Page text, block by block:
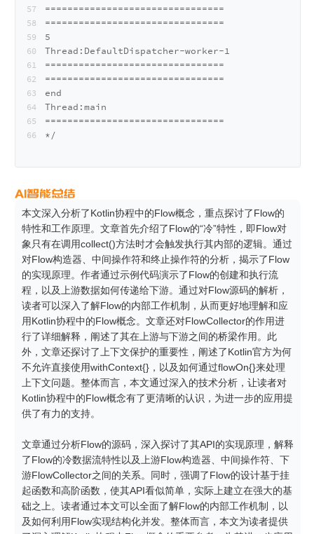
================================
================================
5
Thread:DefaultDispatcher-worker-1
================================
================================
end
Thread:main
================================
*/
本文深入分析了Kotlin协程中的Flow概念，重点探讨了Flow的
特性和工作原理。文章首先介绍了Flow的“冷”特性，即Flow对
象只有在调用collect()方法时才会触发执行其内部的逻辑。通过
对Flow构造器、中间操作符和终止操作符的分析，揭示了Flow
的实现原理。作者通过示例代码演示了Flow的创建和执行流
程，以及上游数据如何传递给下游。通过对Flow源码的解析，
读者可以深入了解Flow的内部工作机制，从而更好地理解和应
用Kotlin协程中的Flow概念。文章还对FlowCollector的作用进
行了详细解释，阐述了其在上游与下游之间的桥梁作用。此
外，文章还探讨了上下文保护的重要性，阐述了Kotlin官方为何
不允许直接使用withContext{}，以及如何通过flowOn{}来处理
上下文问题。整体而言，本文通过深入的技术分析，让读者对
Kotlin协程中的Flow概念有了更清晰的认识，为进一步的应用提
供了有力的支持。
文章通过分析Flow的源码，深入探讨了其API的实现原理，解释
了Flow的冷数据流特性以及上游Flow构造器、中间操作符、下
游FlowCollector之间的关系。同时，强调了Flow的设计基于挂
起函数和高阶函数，使其API看似简单，实际上建立在强大的基
础之上。读者通过本文可以全面了解Flow的内部工作机制，以
及如何利用Flow实现结构化并发。整体而言，本文为读者提供